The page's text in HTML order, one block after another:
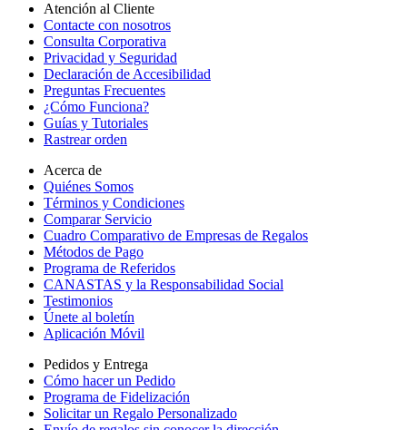
Atención al Cliente
Contacte con nosotros
Consulta Corporativa
Privacidad y Seguridad
Declaración de Accesibilidad
Preguntas Frecuentes
¿Cómo Funciona?
Guías y Tutoriales
Rastrear orden
Acerca de
Quiénes Somos
Términos y Condiciones
Comparar Servicio
Cuadro Comparativo de Empresas de Regalos
Métodos de Pago
Programa de Referidos
CANASTAS y la Responsabilidad Social
Testimonios
Únete al boletín
Aplicación Móvil
Pedidos y Entrega
Cómo hacer un Pedido
Programa de Fidelización
Solicitar un Regalo Personalizado